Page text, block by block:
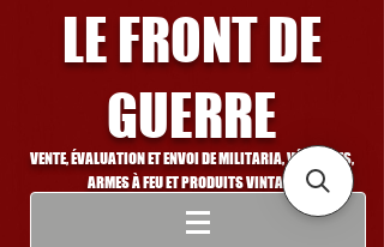
LE FRONT DE
GUERRE
VENTE, ÉVALUATION ET ENVOI DE MILITARIA, VÉHICULES,
ARMES À FEU ET PRODUITS VINTAGE
Se connecter